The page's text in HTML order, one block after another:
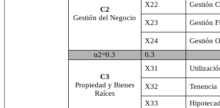
C2
Gestión del Negocio
X22 Gestión
X23 Gestión
X24 Gestión
α2=0.3 0.3
C3
Propiedad y Bienes
Raíces
X31
X32 Tenencia
X33